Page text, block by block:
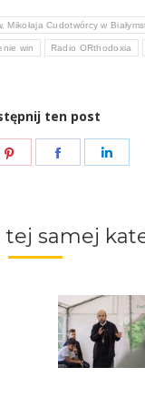
Mikołaja Cudotwórcy w
win Radio ORthodoxia
ten post
Share
Share
tej samej